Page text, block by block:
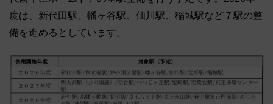
度は、新代田駅、幡ヶ谷駅、仙川駅、稲城駅など７駅の整
備を進めるとしています。